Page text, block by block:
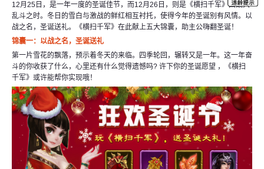
12月25日，是一年一度的圣诞佳节，而12月26日，则是《横扫千军》国战大
乱斗之时。冬日的雪白与激战的鲜红相互衬托，使得今年的圣诞别有风情。以
战之名，圣诞送礼。《横扫千军》在此献上五大锦囊，助主公嗨翻圣诞！
锦囊一：以战之名，圣诞送礼
第一片雪花的飘落，预示着冬天的来临。四季轮回，辗转又是一年。这一年奋
斗的你收获了什么，心里还有什么觉得遗憾吗? 许下你的圣诞愿望 ，《横扫
千军》或许能帮你实现哦！